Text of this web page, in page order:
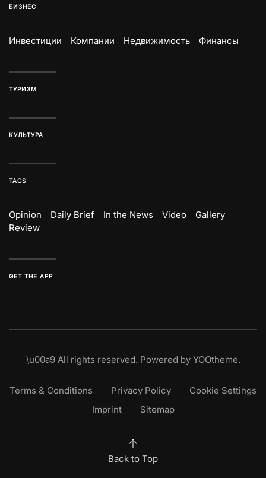
БИЗНЕС
Инвестиции Компании Недвижимость Финансы
ТУРИЗМ
КУЛЬТУРА
TAGS
Opinion Daily Brief In the News Video
Gallery
Review
GET THE APP
\u00a9 All rights reserved. Powered by YOOtheme.
Terms & Conditions Privacy Policy
Cookie Settings
Imprint
Sitemap
Back to Top